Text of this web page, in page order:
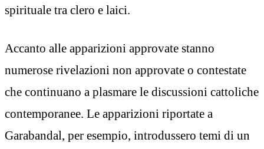
spirituale tra clero e laici.
Accanto alle apparizioni approvate stanno
numerose rivelazioni non approvate o contestate
che continuano a plasmare le discussioni cattoliche
contemporanee. Le apparizioni riportate a
Garabandal, per esempio, introdussero temi di un